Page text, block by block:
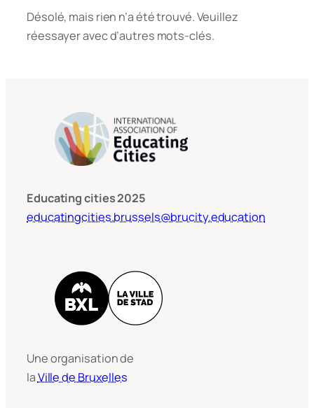
Désolé, mais rien n’a été trouvé. Veuillez
réessayer avec d’autres mots-clés.
Educating cities 2025
educatingcities.brussels@brucity.education
Une organisation de
laVille de Bruxelles